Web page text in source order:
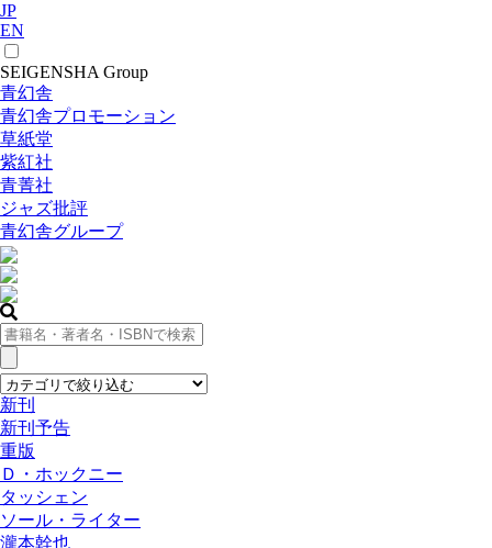
JP
EN
SEIGENSHA Group
青幻舎
青幻舎プロモーション
草紙堂
紫紅社
青菁社
ジャズ批評
青幻舎グループ
新刊
新刊予告
重版
Ｄ・ホックニー
タッシェン
ソール・ライター
瀧本幹也